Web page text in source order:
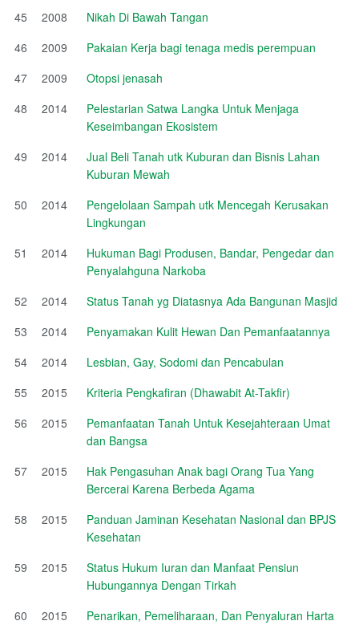
45
2008
Nikah Di Bawah Tangan
46
2009
Pakaian Kerja bagi tenaga medis perempuan
47
2009
Otopsi jenasah
48
2014
Pelestarian Satwa Langka Untuk Menjaga
Keseimbangan Ekosistem
49
2014
Jual Beli Tanah utk Kuburan dan Bisnis Lahan
Kuburan Mewah
50
2014
Pengelolaan Sampah utk Mencegah Kerusakan
Lingkungan
51
2014
Hukuman Bagi Produsen, Bandar, Pengedar dan
Penyalahguna Narkoba
52
2014
Status Tanah yg Diatasnya Ada Bangunan Masjid
53
2014
Penyamakan Kulit Hewan Dan Pemanfaatannya
54
2014
Lesbian, Gay, Sodomi dan Pencabulan
55
2015
Kriteria Pengkafiran (Dhawabit At-Takfir)
56
2015
Pemanfaatan Tanah Untuk Kesejahteraan Umat
dan Bangsa
57
2015
Hak Pengasuhan Anak bagi Orang Tua Yang
Bercerai Karena Berbeda Agama
58
2015
Panduan Jaminan Kesehatan Nasional dan BPJS
Kesehatan
59
2015
Status Hukum Iuran dan Manfaat Pensiun
Hubungannya Dengan Tirkah
60
2015
Penarikan, Pemeliharaan, Dan Penyaluran Harta